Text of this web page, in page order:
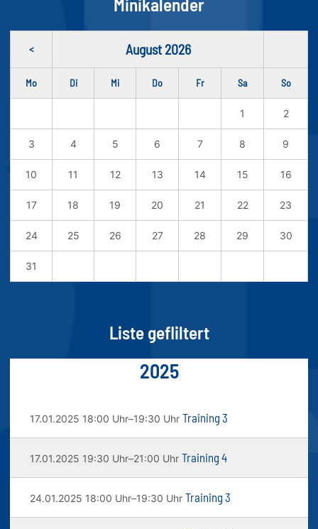
Minikalender
< August 2026
Mo Di Mi Do Fr Sa So
1 2
3 4 5 6 7 8 9
10 11 12 13 14 15 16
17 18 19 20 21 22 23
24 25 26 27 28 29 30
31
Liste gefliltert
2025
17.01.2025 18:00 Uhr–19:30 Uhr Training 3
17.01.2025 19:30 Uhr–21:00 Uhr Training 4
24.01.2025 18:00 Uhr–19:30 Uhr Training 3